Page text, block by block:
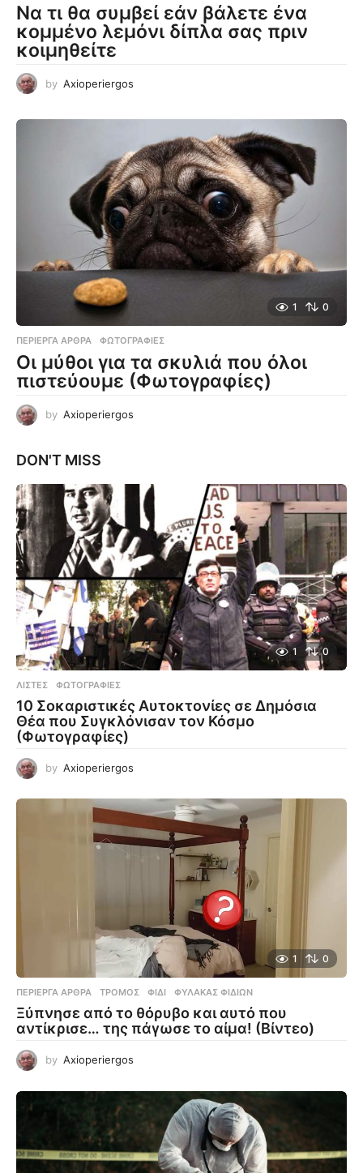
Να τι θα συμβεί εάν βάλετε ένα
κομμένο λεμόνι δίπλα σας πριν
κοιμηθείτε
by Axioperiergos
1 0
ΠΕΡΊΕΡΓΑ ΆΡΘΡΑ ,ΦΩΤΟΓΡΑΦΊΕΣ
Οι μύθοι για τα σκυλιά που όλοι
πιστεύουμε (Φωτογραφίες)
by Axioperiergos
DON'T MISS
1 0
ΛΊΣΤΕΣ ,ΦΩΤΟΓΡΑΦΊΕΣ
10 Σοκαριστικές Αυτοκτονίες σε Δημόσια
Θέα που Συγκλόνισαν τον Κόσμο
(Φωτογραφίες)
by Axioperiergos
1 0
ΠΕΡΊΕΡΓΑ ΆΡΘΡΑ ΤΡΌΜΟΣ ,ΦΊΔΙ ,ΦΎΛΑΚΑΣ ΦΙΔΙΏΝ
Ξύπνησε από το θόρυβο και αυτό που
αντίκρισε… της πάγωσε το αίμα! (Βίντεο)
by Axioperiergos